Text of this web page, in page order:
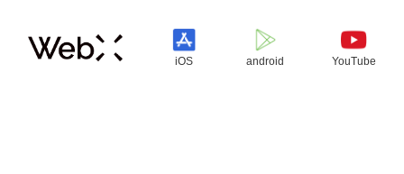
iOS android YouTube